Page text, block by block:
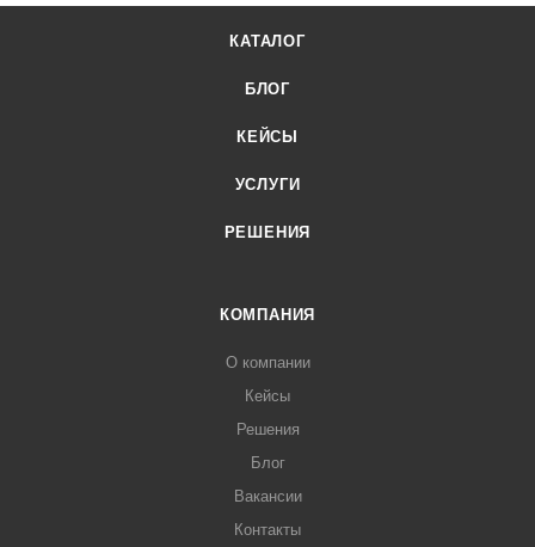
КАТАЛОГ
БЛОГ
КЕЙСЫ
УСЛУГИ
РЕШЕНИЯ
КОМПАНИЯ
О компании
Кейсы
Решения
Блог
Вакансии
Контакты